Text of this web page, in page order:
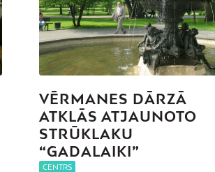
VĒRMANES DĀRZĀ
ATKLĀS ATJAUNOTO
STRŪKLAKU
“GADALAIKI”
CENTRS